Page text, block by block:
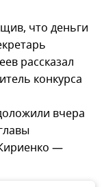
что деньги
рассказал
конкурса
вчера
—